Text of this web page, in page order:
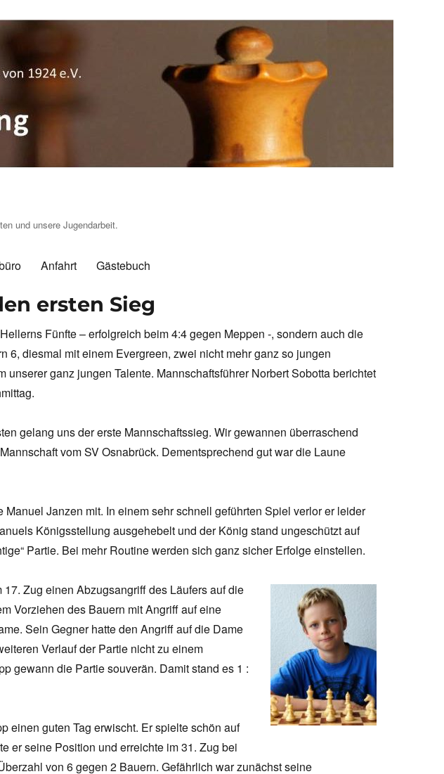
und unsere Jugendarbeit.
Anfahrt Gästebuch
ersten Sieg
Fünfte – erfolgreich beim 4:4 gegen Meppen -, sondern auch die
6, diesmal mit einem Evergreen, zwei nicht mehr ganz so jungen
unserer ganz jungen Talente. Mannschaftsführer Norbert Sobotta berichtet
gelang uns der erste Mannschaftssieg. Wir gewannen überraschend
vom SV Osnabrück. Dementsprechend gut war die Laune
Janzen mit. In einem sehr schnell geführten Spiel verlor er leider
Königsstellung ausgehebelt und der König stand ungeschützt auf
Partie. Bei mehr Routine werden sich ganz sicher Erfolge einstellen.
Zug einen Abzugsangriff des Läufers auf die
Vorziehen des Bauern mit Angriff auf eine
Sein Gegner hatte den Angriff auf die Dame
Verlauf der Partie nicht zu einem
gewann die Partie souverän. Damit stand es 1 :
einen guten Tag erwischt. Er spielte schön auf
er seine Position und erreichte im 31. Zug bei
von 6 gegen 2 Bauern. Gefährlich war zunächst seine